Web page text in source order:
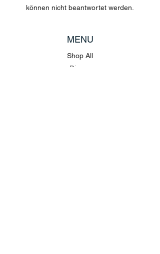
können nicht beantwortet werden.
MENU
Shop All
Disney